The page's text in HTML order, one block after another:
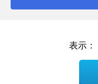
表示：